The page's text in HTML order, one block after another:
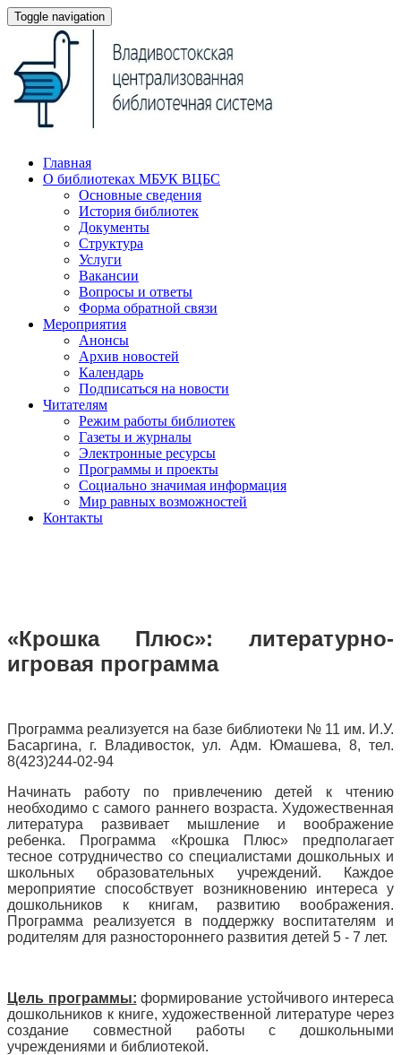
Toggle navigation
Главная
О библиотеках МБУК ВЦБС
Основные сведения
История библиотек
Документы
Структура
Услуги
Вакансии
Вопросы и ответы
Форма обратной связи
Мероприятия
Анонсы
Архив новостей
Календарь
Подписаться на новости
Читателям
Режим работы библиотек
Газеты и журналы
Электронные ресурсы
Программы и проекты
Социально значимая информация
Мир равных возможностей
Контакты
«Крошка Плюс»: литературно-
игровая программа
Программа реализуется на базе библиотеки № 11 им. И.У.
Басаргина, г. Владивосток, ул. Адм. Юмашева, 8, тел.
8(423)244-02-94
Начинать работу по привлечению детей к чтению
необходимо с самого раннего возраста. Художественная
литература развивает мышление и воображение
ребенка. Программа «Крошка Плюс» предполагает
тесное сотрудничество со специалистами дошкольных и
школьных образовательных учреждений. Каждое
мероприятие способствует возникновению интереса у
дошкольников к книгам, развитию воображения.
Программа реализуется в поддержку воспитателям и
родителям для разностороннего развития детей 5 - 7 лет.
Цель программы: формирование устойчивого интереса
дошкольников к книге, художественной литературе через
создание совместной работы с дошкольными
учреждениями и библиотекой.